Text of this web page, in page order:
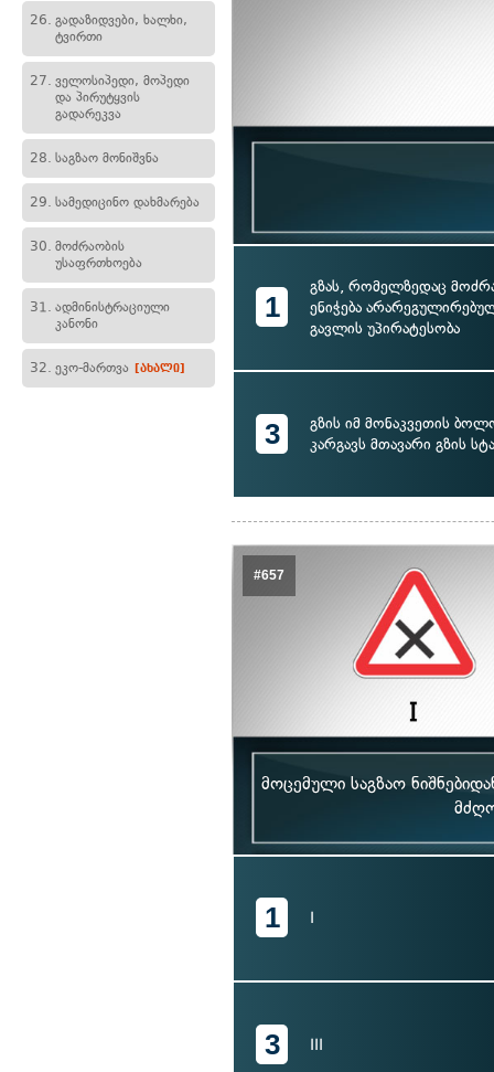
26. გადაზიდვები, ხალხი,
ტვირთი
27. ველოსიპედი, მოპედი
და პირუტყვის
გადარეკვა
28. საგზაო მონიშვნა
29. სამედიცინო დახმარება
30. მოძრაობის
უსაფრთხოება
31. ადმინისტრაციული
კანონი
32. ეკო-მართვა [ახალი]
1
გზას, რომელზედაც
ენიჭება
გავლის უპირატესობა
3
გზის იმ მონაკვეთის
კარგავს მთავარი გზის
#657
მოცემული საგზაო
1 I
3 III